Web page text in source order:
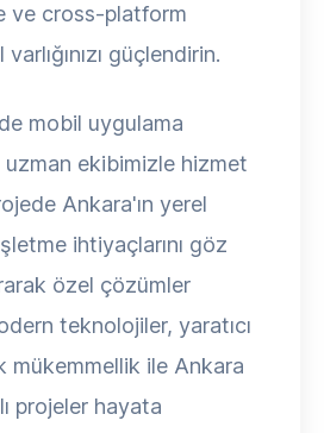
ve cross-platform
güçlendirin.
mobil uygulama
uzman ekibimizle hizmet
Ankara'ın yerel
ihtiyaçlarını göz
özel çözümler
teknolojiler, yaratıcı
mükemmellik ile Ankara
projeler hayata